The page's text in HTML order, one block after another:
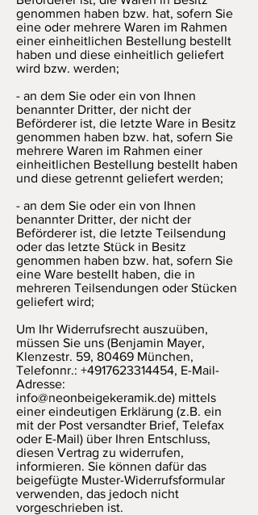
genommen haben bzw. hat, sofern Sie
eine oder mehrere Waren im Rahmen
einer einheitlichen Bestellung bestellt
haben und diese einheitlich geliefert
wird bzw. werden;
- an dem Sie oder ein von Ihnen
benannter Dritter, der nicht der
Beförderer ist, die letzte Ware in Besitz
genommen haben bzw. hat, sofern Sie
mehrere Waren im Rahmen einer
einheitlichen Bestellung bestellt haben
und diese getrennt geliefert werden;
- an dem Sie oder ein von Ihnen
benannter Dritter, der nicht der
Beförderer ist, die letzte Teilsendung
oder das letzte Stück in Besitz
genommen haben bzw. hat, sofern Sie
eine Ware bestellt haben, die in
mehreren Teilsendungen oder Stücken
geliefert wird;
Um Ihr Widerrufsrecht auszuüben,
müssen Sie uns (Benjamin Mayer,
Klenzestr. 59, 80469 München,
Telefonnr.: +4917623314454, E-Mail-
Adresse:
info@neonbeigekeramik.de) mittels
einer eindeutigen Erklärung (z.B. ein
mit der Post versandter Brief, Telefax
oder E-Mail) über Ihren Entschluss,
diesen Vertrag zu widerrufen,
informieren. Sie können dafür das
beigefügte Muster-Widerrufsformular
verwenden, das jedoch nicht
vorgeschrieben ist.